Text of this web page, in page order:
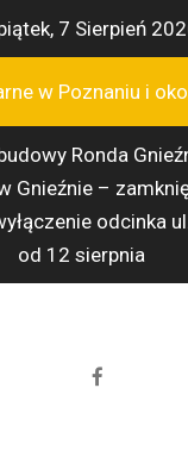
Przejdź
treści
7 Sierpień
w Poznaniu i
Ronda
Gnieźnie –
odcinka
od 12 sierpnia